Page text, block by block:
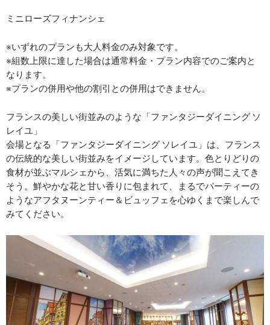
ミニローズフィナンシェ
※いずれのプランも大人料金のみ対象です。
※組数上限に達した場合は通常料金・プラン内容でのご案内と
なります。
※プランの併用や他の割引との併用はできません。
フランスの美しい街並みのような「ファンタジーダイニング ソ
レイユ」
会場となる「ファンタジーダイニング ソレイユ」は、フランス
の伝統的な美しい街並みをイメージしています。色とりどりの
食材が並ぶマルシェから、活気に満ちた人々の声が聞こえてき
そう。鮮やかな花と甘い香りに包まれて、まるでパーティーの
ようなアフタヌーンティー＆ビュッフェを心ゆくまで楽しんで
みてください。